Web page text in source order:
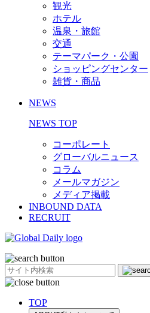
観光
ホテル
温泉・旅館
交通
テーマパーク・公園
ショッピングセンター
雑貨・商品
NEWS
NEWS TOP
コーポレート
グローバルニュース
コラム
メールマガジン
メディア掲載
INBOUND DATA
RECRUIT
TOP